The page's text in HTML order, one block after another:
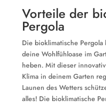
Vorteile der
Pergola
Die bioklimatische
deine Wohlfühloase im
heben. Mit dieser
Klima in deinem Garten
Launen des Wetters
alles! Die bioklimatische